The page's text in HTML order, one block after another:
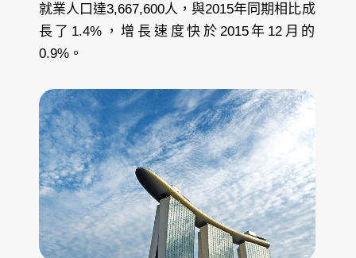
就業人口達3,667,600人，與2015年同期相比成
長了1.4%，增長速度快於2015年12月的
0.9%。